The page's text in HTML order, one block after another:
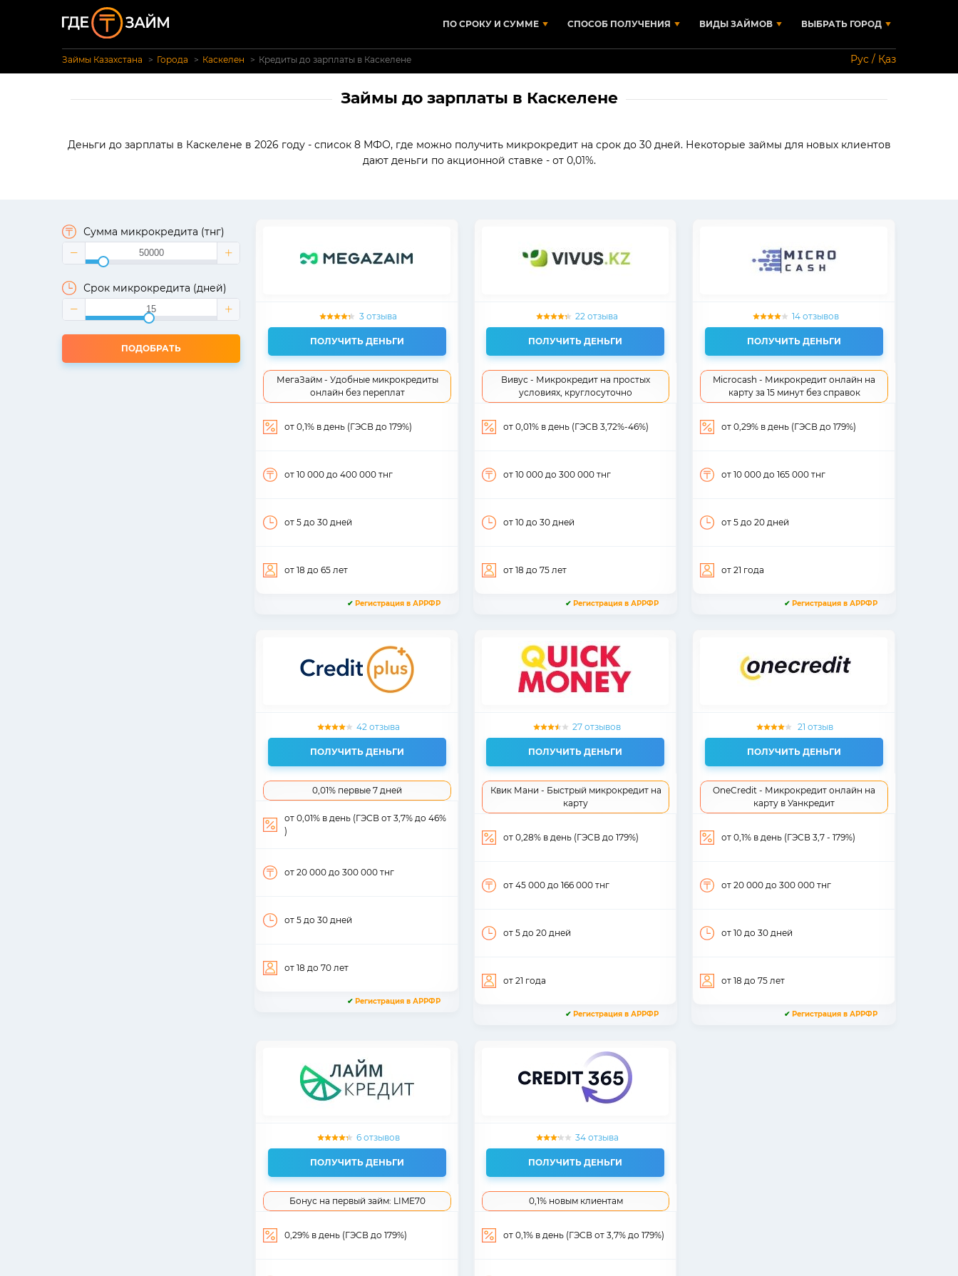
ПО СРОКУ И СУММЕ СПОСОБ ПОЛУЧЕНИЯ ВИДЫ ЗАЙМОВ ВЫБРАТЬ ГОРОД
Займы Казахстана Города Каскелен Кредиты до зарплаты в Каскелене Рус / Қаз
Займы до зарплаты в Каскелене
Деньги до зарплаты в Каскелене в 2026 году - список 8 МФО, где можно получить микрокредит на срок до 30 дней. Некоторые займы для новых клиентов
дают деньги по акционной ставке - от 0,01%.
Сумма микрокредита (тнг)
Срок микрокредита (дней)
ПОДОБРАТЬ
3 отзыва
ПОЛУЧИТЬ ДЕНЬГИ
МегаЗайм - Удобные микрокредиты
онлайн без переплат
от 0,1% в день (ГЭСВ до 179%)
от 10 000 до 400 000 тнг
от 5 до 30 дней
от 18 до 65 лет
✔Регистрация в АРРФР
22 отзыва
ПОЛУЧИТЬ ДЕНЬГИ
Вивус - Микрокредит на простых
условиях, круглосуточно
от 0,01% в день (ГЭСВ 3,72%-46%)
от 10 000 до 300 000тнг
от 10 до 30дней
от 18 до 75лет
✔ Регистрация в АРРФР
14 отзывов
ПОЛУЧИТЬ ДЕНЬГИ
Microcash - Микрокредит онлайн на
карту за 15 минут без справок
от 0,29% в день (ГЭСВ до 179%)
от 10 000 до 165 000 тнг
от 5 до 20 дней
от 21 года
✔ Регистрация в АРРФР
42 отзыва
ПОЛУЧИТЬ ДЕНЬГИ
0,01% первые 7 дней
от 0,01% в день (ГЭСВ от 3,7% до 46%
)
от 20 000 до 300 000 тнг
от 5 до 30 дней
от 18 до 70 лет
✔Регистрация в АРРФР
27 отзывов
ПОЛУЧИТЬ ДЕНЬГИ
Квик Мани - Быстрый микрокредит на
карту
от 0,28% в день (ГЭСВ до 179%)
от 45 000 до 166 000тнг
от 5 до 20дней
от 21 года
✔ Регистрация в АРРФР
21 отзыв
ПОЛУЧИТЬ ДЕНЬГИ
OneCredit - Микрокредит онлайн на
карту в Уанкредит
от 0,1% в день (ГЭСВ 3,7 - 179%)
от 20 000 до 300 000 тнг
от 10 до 30 дней
от 18 до 75 лет
✔ Регистрация в АРРФР
6 отзывов
ПОЛУЧИТЬ ДЕНЬГИ
Бонус на первый займ: LIME70
0,29% в день (ГЭСВ до 179%)
34 отзыва
ПОЛУЧИТЬ ДЕНЬГИ
0,1% новым клиентам
от 0,1% в день (ГЭСВ от 3,7% до 179%)